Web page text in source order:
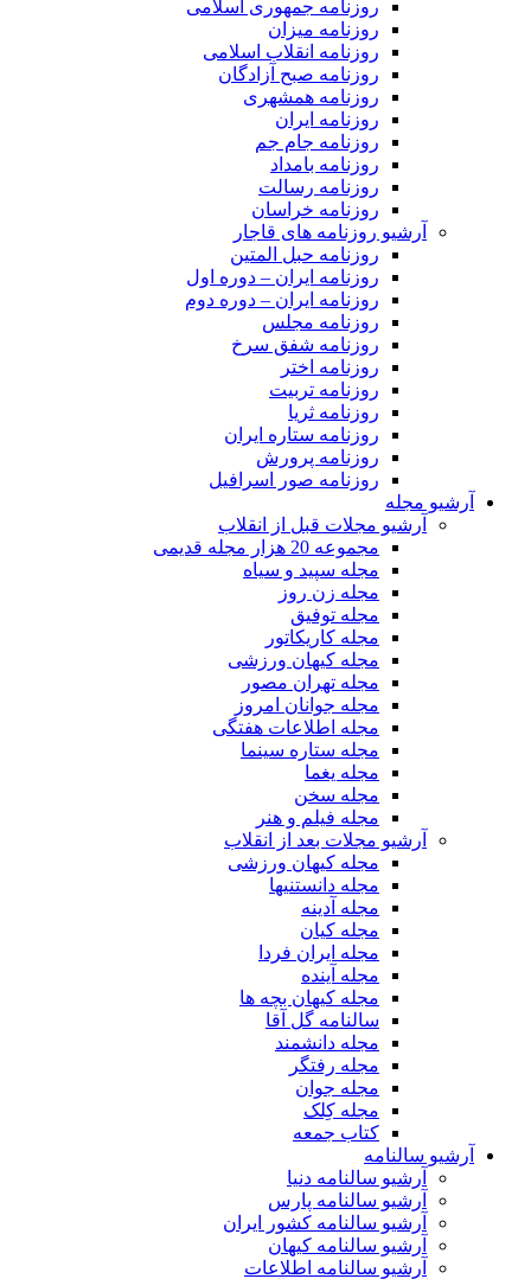
روزنامه جمهوری اسلامی
روزنامه میزان
روزنامه انقلاب اسلامی
روزنامه صبح آزادگان
روزنامه همشهری
روزنامه ایران
روزنامه جام جم
روزنامه بامداد
روزنامه رسالت
روزنامه خراسان
آرشیو روزنامه های قاجار
روزنامه حبل المتین
روزنامه ایران – دوره اول
روزنامه ایران – دوره دوم
روزنامه مجلس
روزنامه شفق سرخ
روزنامه اختر
روزنامه تربیت
روزنامه ثریا
روزنامه ستاره ایران
روزنامه پرورش
روزنامه صور اسرافیل
آرشیو مجله
آرشیو مجلات قبل از انقلاب
مجموعه 20 هزار مجله قدیمی
مجله سپید و سیاه
مجله زن روز
مجله توفیق
مجله کاریکاتور
مجله کیهان ورزشی
مجله تهران مصور
مجله جوانان امروز
مجله اطلاعات هفتگی
مجله ستاره سینما
مجله یغما
مجله سخن
مجله فیلم و هنر
آرشیو مجلات بعد از انقلاب
مجله کیهان ورزشی
مجله دانستنیها
مجله آدینه
مجله کیان
مجله ایران فردا
مجله آینده
مجله کیهان بچه ها
سالنامه گل آقا
مجله دانشمند
مجله رفتگر
مجله جوان
مجله کِلک
کتاب جمعه
آرشیو سالنامه
آرشیو سالنامه دنیا
آرشیو سالنامه پارس
آرشیو سالنامه کشور ایران
آرشیو سالنامه کیهان
آرشیو سالنامه اطلاعات